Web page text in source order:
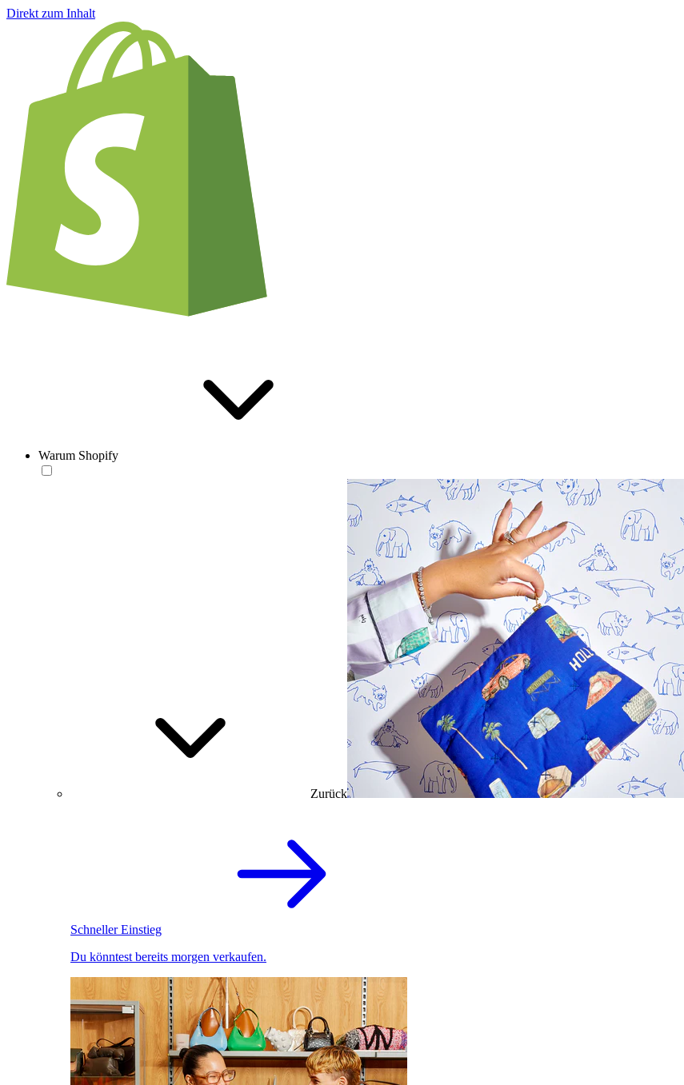
Direkt zum Inhalt
Warum Shopify
Zurück
Schneller Einstieg
Du könntest bereits morgen verkaufen.